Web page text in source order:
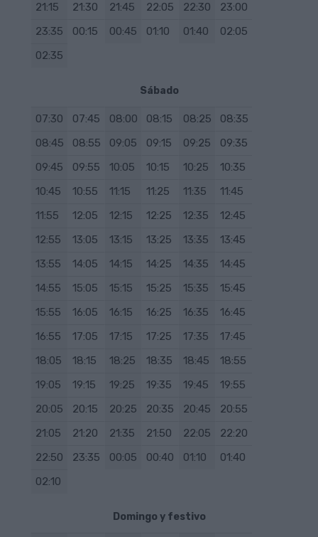
21:15
21:30 21:45 22:05 22:30
23:00
23:35
00:15 00:45 01:10 01:40
02:05
02:35
Sábado
07:30 07:45 08:00 08:15 08:25
08:35
08:45
08:55 09:05 09:15 09:25
09:35
09:45
09:55 10:05 10:15 10:25
10:35
10:45
10:55 11:15 11:25 11:35
11:45
11:55
12:05 12:15 12:25 12:35
12:45
12:55
13:05 13:15 13:25 13:35
13:45
13:55
14:05 14:15 14:25 14:35
14:45
14:55
15:05 15:15 15:25 15:35
15:45
15:55
16:05 16:15 16:25 16:35
16:45
16:55
17:05 17:15 17:25 17:35
17:45
18:05
18:15 18:25 18:35 18:45
18:55
19:05
19:15 19:25 19:35 19:45
19:55
20:05
20:15 20:25 20:35 20:45
20:55
21:05
21:20 21:35 21:50 22:05
22:20
22:50
23:35 00:05 00:40 01:10
01:40
02:10
Domingo y festivo